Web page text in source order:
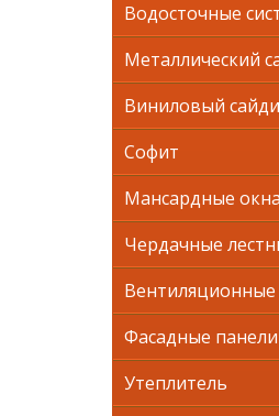
Водосточные
Металлический
Виниловый
Софит
Мансардные окна
Чердачные
Фасадные панели
Утеплитель